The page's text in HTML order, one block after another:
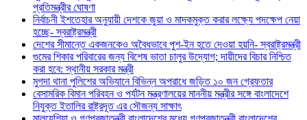
প্রতিমন্ত্রীর ঘোষণা
নির্বাচনী ইশতেহার অনুযায়ী দেশকে জুয়া ও মাদকমুক্ত করার লক্ষ্যে পদক্ষেপ নেয়া
হচ্ছে- স্বরাষ্ট্রমন্ত্রী
দেশের সীমান্তে একজনকেও অবৈধভাবে পুশ-ইন হতে দেওয়া হয়নি- স্বরাষ্ট্রমন্ত্রী
গুমের শিকার পরিবারের জন্য বিশেষ ভাতা চালুর উদ্যোগ; দায়ীদের বিচার নিশ্চিত
করা হবে: স্থানীয় সরকার মন্ত্রী
মুগদা থানা পুলিশের অভিযানে বিভিন্ন অপরাধে জড়িত ১০ জন গ্রেফতার
বেসামরিক বিমান পরিবহন ও পর্যটন মন্ত্রণালয়ের মাননীয় মন্ত্রীর সঙ্গে বাংলাদেশে
নিযুক্ত ইতালির রাষ্ট্রদূত এর সৌজন্য সাক্ষাৎ